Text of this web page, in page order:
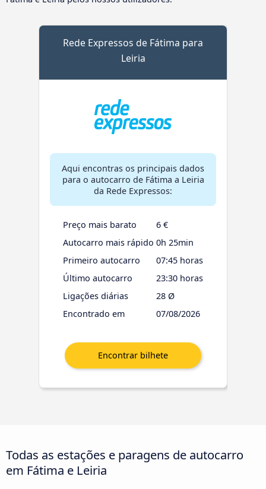
Rede Expressos de Fátima para
Leiria
Aqui encontras os principais dados
para o autocarro de Fátima a Leiria
da Rede Expressos:
Preço mais barato
6 €
Autocarro mais rápido 0h 25min
Primeiro autocarro
07:45 horas
Último autocarro
23:30 horas
Ligações diárias
28 Ø
Encontrado em
07/08/2026
Todas as estações e paragens de autocarro
em Fátima e Leiria